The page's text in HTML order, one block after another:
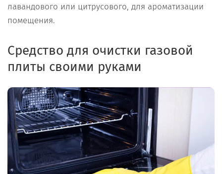
лавандового или цитрусового, для ароматизации
помещения.
Средство для очистки газовой
плиты своими руками